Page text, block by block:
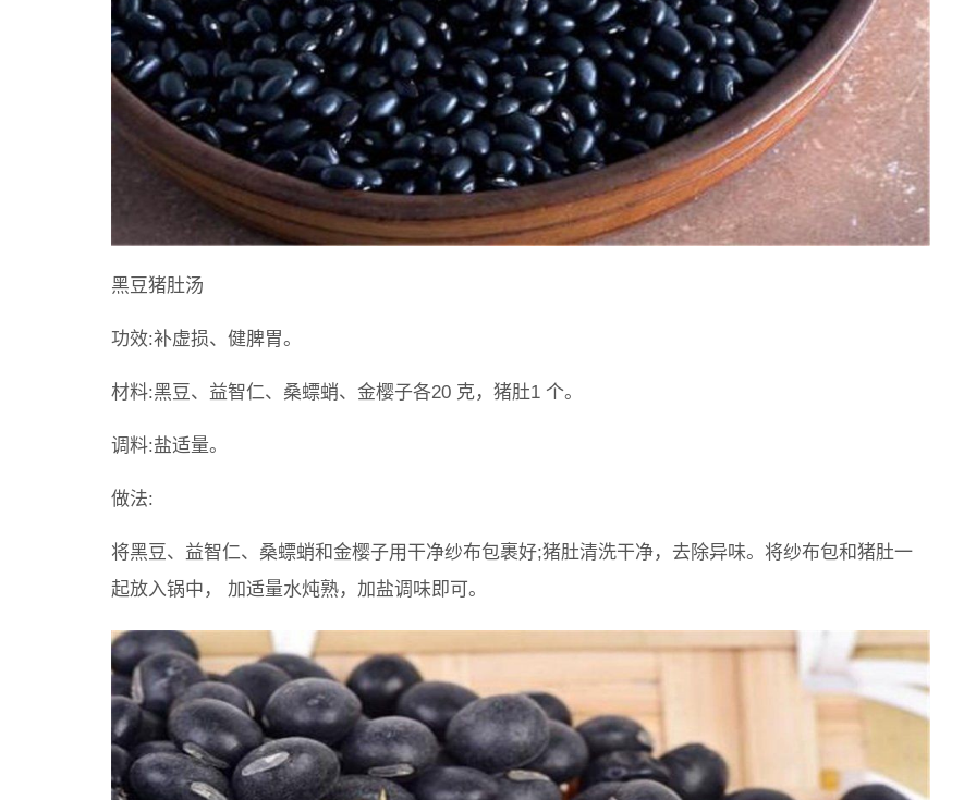
黑豆猪肚汤
功效:补虚损、健脾胃。
材料:黑豆、益智仁、桑螵蛸、金樱子各20 克，猪肚1 个。
调料:盐适量。
做法:
将黑豆、益智仁、桑螵蛸和金樱子用干净纱布包裹好;猪肚清洗干净，去除异味。将纱布包和猪肚一
起放入锅中， 加适量水炖熟，加盐调味即可。